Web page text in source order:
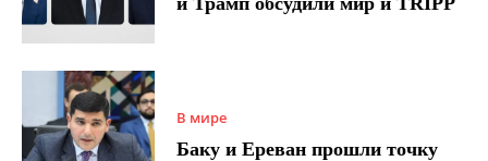
В мире
Баку и Ереван прошли точку